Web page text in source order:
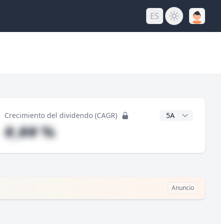
ES
Crecimiento del dividendo (CAGR) Años CAGR
#,## %
Anuncio